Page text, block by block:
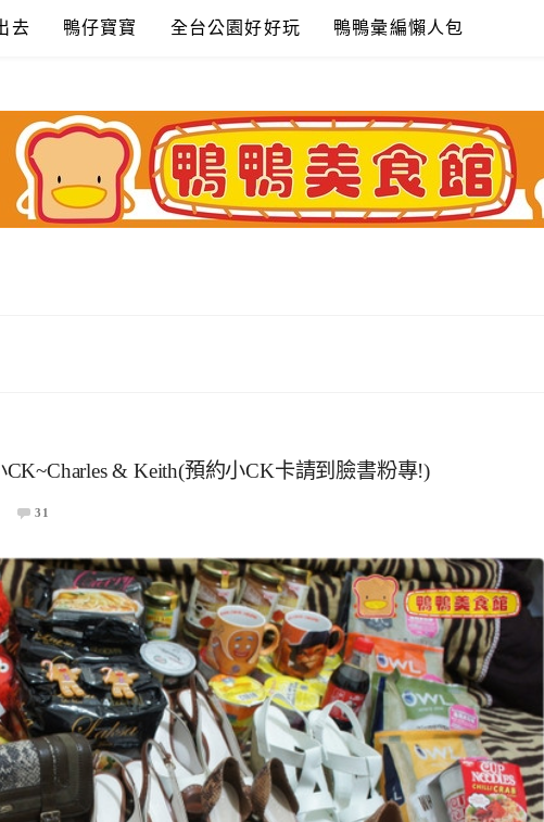
去 鴨仔寶寶 全台公園好好玩 鴨鴨彙編懶人包
& Keith(預約小CK卡請到臉書粉專!)
31